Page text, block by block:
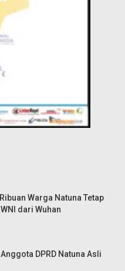
Warga Natuna Tetap
dari Wuhan
DPRD Natuna Asli